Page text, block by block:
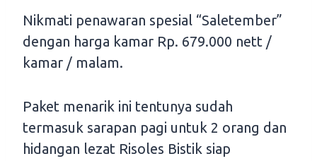
Nikmati penawaran spesial “Saletember”
dengan harga kamar Rp. 679.000 nett /
kamar / malam.
Paket menarik ini tentunya sudah
termasuk sarapan pagi untuk 2 orang dan
hidangan lezat Risoles Bistik siap